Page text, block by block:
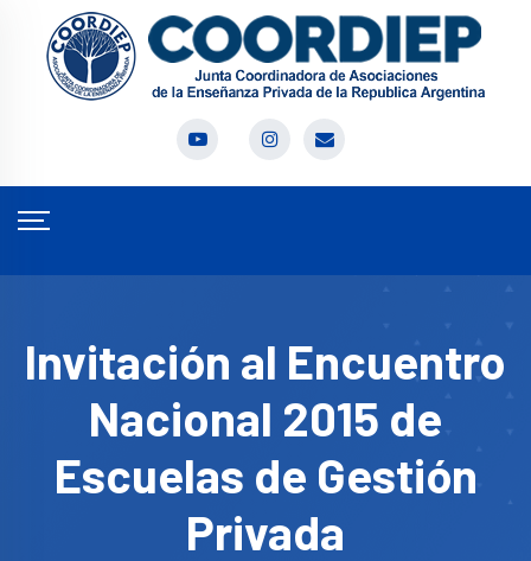
Invitación al Encuentro
Nacional 2015 de
Escuelas de Gestión
Privada